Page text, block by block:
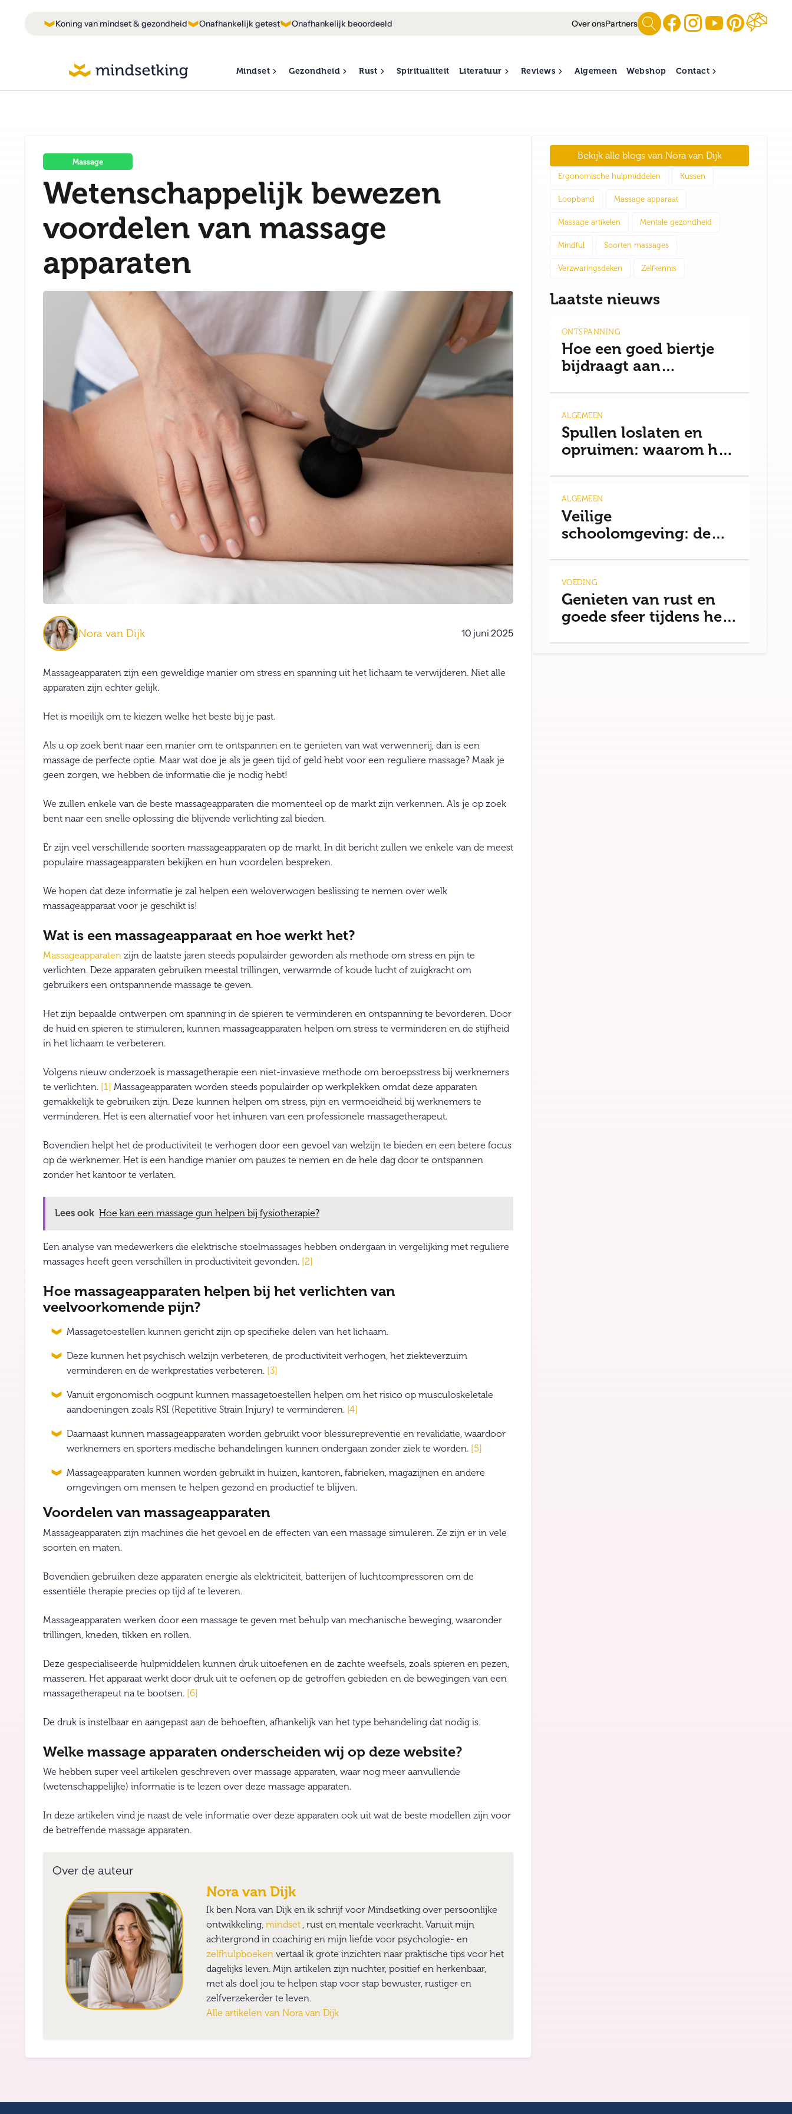
Koning van mindset & gezondheid Onafhankelijk getest Onafhankelijk beoordeeld Over onsPartners
Mindset Gezondheid Rust Spiritualiteit Literatuur Reviews Algemeen Webshop Contact
Massage
Wetenschappelijk bewezen
voordelen van massage
apparaten
Nora van Dijk 10 juni 2025
Massageapparaten zijn een geweldige manier om stress en spanning uit het lichaam te verwijderen. Niet alle
apparaten zijn echter gelijk.
Het is moeilijk om te kiezen welke het beste bij je past.
Als u op zoek bent naar een manier om te ontspannen en te genieten van wat verwennerij, dan is een
massage de perfecte optie. Maar wat doe je als je geen tijd of geld hebt voor een reguliere massage? Maak je
geen zorgen, we hebben de informatie die je nodig hebt!
We zullen enkele van de beste massageapparaten die momenteel op de markt zijn verkennen. Als je op zoek
bent naar een snelle oplossing die blijvende verlichting zal bieden.
Er zijn veel verschillende soorten massageapparaten op de markt. In dit bericht zullen we enkele van de meest
populaire massageapparaten bekijken en hun voordelen bespreken.
We hopen dat deze informatie je zal helpen een weloverwogen beslissing te nemen over welk
massageapparaat voor je geschikt is!
Wat is een massageapparaat en hoe werkt het?
Massageapparaten zijn de laatste jaren steeds populairder geworden als methode om stress en pijn te
verlichten. Deze apparaten gebruiken meestal trillingen, verwarmde of koude lucht of zuigkracht om
gebruikers een ontspannende massage te geven.
Het zijn bepaalde ontwerpen om spanning in de spieren te verminderen en ontspanning te bevorderen. Door
de huid en spieren te stimuleren, kunnen massageapparaten helpen om stress te verminderen en de stijfheid
in het lichaam te verbeteren.
Volgens nieuw onderzoek is massagetherapie een niet-invasieve methode om beroepsstress bij werknemers
te verlichten. [1] Massageapparaten worden steeds populairder op werkplekken omdat deze apparaten
gemakkelijk te gebruiken zijn. Deze kunnen helpen om stress, pijn en vermoeidheid bij werknemers te
verminderen. Het is een alternatief voor het inhuren van een professionele massagetherapeut.
Bovendien helpt het de productiviteit te verhogen door een gevoel van welzijn te bieden en een betere focus
op de werknemer. Het is een handige manier om pauzes te nemen en de hele dag door te ontspannen
zonder het kantoor te verlaten.
Lees ook Hoe kan een massage gun helpen bij fysiotherapie?
Een analyse van medewerkers die elektrische stoelmassages hebben ondergaan in vergelijking met reguliere
massages heeft geen verschillen in productiviteit gevonden. [2]
Hoe massageapparaten helpen bij het verlichten van
veelvoorkomende pijn?
Massagetoestellen kunnen gericht zijn op specifieke delen van het lichaam.
Deze kunnen het psychisch welzijn verbeteren, de productiviteit verhogen, het ziekteverzuim
verminderen en de werkprestaties verbeteren. [3]
Vanuit ergonomisch oogpunt kunnen massagetoestellen helpen om het risico op musculoskeletale
aandoeningen zoals RSI (Repetitive Strain Injury) te verminderen. [4]
Daarnaast kunnen massageapparaten worden gebruikt voor blessurepreventie en revalidatie, waardoor
werknemers en sporters medische behandelingen kunnen ondergaan zonder ziek te worden. [5]
Massageapparaten kunnen worden gebruikt in huizen, kantoren, fabrieken, magazijnen en andere
omgevingen om mensen te helpen gezond en productief te blijven.
Voordelen van massageapparaten
Massageapparaten zijn machines die het gevoel en de effecten van een massage simuleren. Ze zijn er in vele
soorten en maten.
Bovendien gebruiken deze apparaten energie als elektriciteit, batterijen of luchtcompressoren om de
essentiële therapie precies op tijd af te leveren.
Massageapparaten werken door een massage te geven met behulp van mechanische beweging, waaronder
trillingen, kneden, tikken en rollen.
Deze gespecialiseerde hulpmiddelen kunnen druk uitoefenen en de zachte weefsels, zoals spieren en pezen,
masseren. Het apparaat werkt door druk uit te oefenen op de getroffen gebieden en de bewegingen van een
massagetherapeut na te bootsen. [6]
De druk is instelbaar en aangepast aan de behoeften, afhankelijk van het type behandeling dat nodig is.
Welke massage apparaten onderscheiden wij op deze website?
We hebben super veel artikelen geschreven over massage apparaten, waar nog meer aanvullende
(wetenschappelijke) informatie is te lezen over deze massage apparaten.
In deze artikelen vind je naast de vele informatie over deze apparaten ook uit wat de beste modellen zijn voor
de betreffende massage apparaten.
Over de auteur
Nora van Dijk
Ik ben Nora van Dijk en ik schrijf voor Mindsetking over persoonlijke
ontwikkeling, mindset , rust en mentale veerkracht. Vanuit mijn
achtergrond in coaching en mijn liefde voor psychologie- en
zelfhulpboeken vertaal ik grote inzichten naar praktische tips voor het
dagelijks leven. Mijn artikelen zijn nuchter, positief en herkenbaar,
met als doel jou te helpen stap voor stap bewuster, rustiger en
zelfverzekerder te leven.
Alle artikelen van Nora van Dijk
Bekijk alle blogs van Nora van Dijk
Ergonomische hulpmiddelen Kussen
Loopband Massage apparaat
Massage artikelen Mentale gezondheid
Mindful Soorten massages
Verzwaringsdeken Zelfkennis
Laatste nieuws
ONTSPANNING
Hoe een goed biertje
bijdraagt aan
ALGEMEEN
Spullen loslaten en
opruimen: waarom het
ALGEMEEN
Veilige
schoolomgeving: de
VOEDING
Genieten van rust en
goede sfeer tijdens het